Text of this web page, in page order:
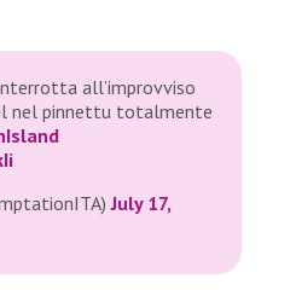
all’improvviso
nel pinnettu totalmente
July 17,